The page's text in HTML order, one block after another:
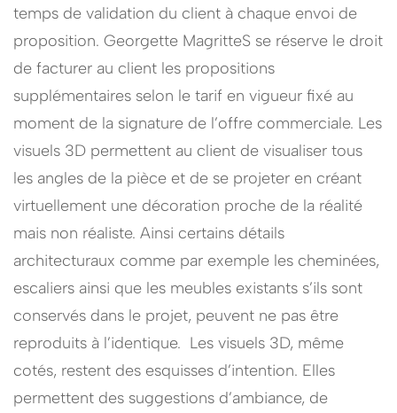
temps de validation du client à chaque envoi de
proposition. Georgette MagritteS se réserve le droit
de facturer au client les propositions
supplémentaires selon le tarif en vigueur fixé au
moment de la signature de l’offre commerciale. Les
visuels 3D permettent au client de visualiser tous
les angles de la pièce et de se projeter en créant
virtuellement une décoration proche de la réalité
mais non réaliste. Ainsi certains détails
architecturaux comme par exemple les cheminées,
escaliers ainsi que les meubles existants s’ils sont
conservés dans le projet, peuvent ne pas être
reproduits à l’identique. Les visuels 3D, même
cotés, restent des esquisses d’intention. Elles
permettent des suggestions d’ambiance, de